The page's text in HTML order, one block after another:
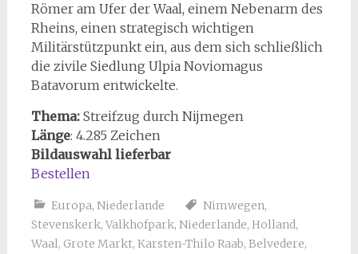
Römer am Ufer der Waal, einem Nebenarm des
Rheins, einen strategisch wichtigen
Militärstützpunkt ein, aus dem sich schließlich
die zivile Siedlung Ulpia Noviomagus
Batavorum entwickelte.
Thema: Streifzug durch Nijmegen
Länge: 4.285 Zeichen
Bildauswahl lieferbar
Bestellen
Europa, Niederlande Nimwegen,
Stevenskerk, Valkhofpark, Niederlande, Holland,
Waal, Grote Markt, Karsten-Thilo Raab, Belvedere,